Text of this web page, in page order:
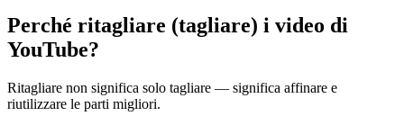
Perché ritagliare (tagliare) i video di
YouTube?
Ritagliare non significa solo tagliare — significa affinare e
riutilizzare le parti migliori.